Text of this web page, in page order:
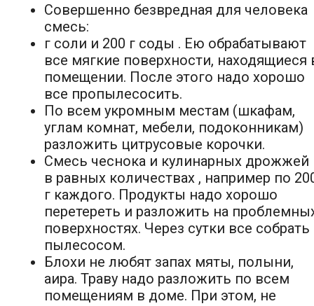
Совершенно безвредная для человека
смесь:
г соли и 200 г соды . Ею обрабатывают
все мягкие поверхности, находящиеся
помещении. После этого надо хорошо
все пропылесосить.
По всем укромным местам (шкафам,
углам комнат, мебели, подоконникам)
разложить цитрусовые корочки.
Смесь чеснока и кулинарных дрожжей
в равных количествах , например по
г каждого. Продукты надо хорошо
перетереть и разложить на
поверхностях. Через сутки все собрать
пылесосом.
Блохи не любят запах мяты, полыни,
аира. Траву надо разложить по всем
помещениям в доме. При этом, не